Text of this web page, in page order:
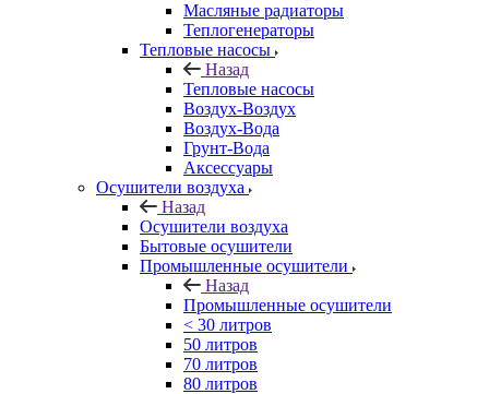
Масляные радиаторы
Теплогенераторы
Тепловые насосы
Назад
Тепловые насосы
Воздух-Воздух
Воздух-Вода
Грунт-Вода
Аксессуары
Осушители воздуха
Назад
Осушители воздуха
Бытовые осушители
Промышленные осушители
Назад
Промышленные осушители
< 30 литров
50 литров
70 литров
80 литров